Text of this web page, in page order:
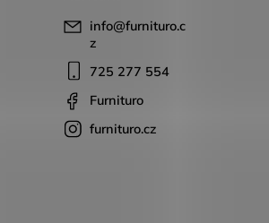
info@furnituro.c
z
725 277 554
Furnituro
furnituro.cz